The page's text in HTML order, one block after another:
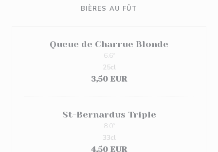
BIÈRES AU FÛT
Queue de Charrue Blonde
6.6º
3,50 EUR
25cl
St-Bernardus Triple
8.0º
4,50 EUR
33cl